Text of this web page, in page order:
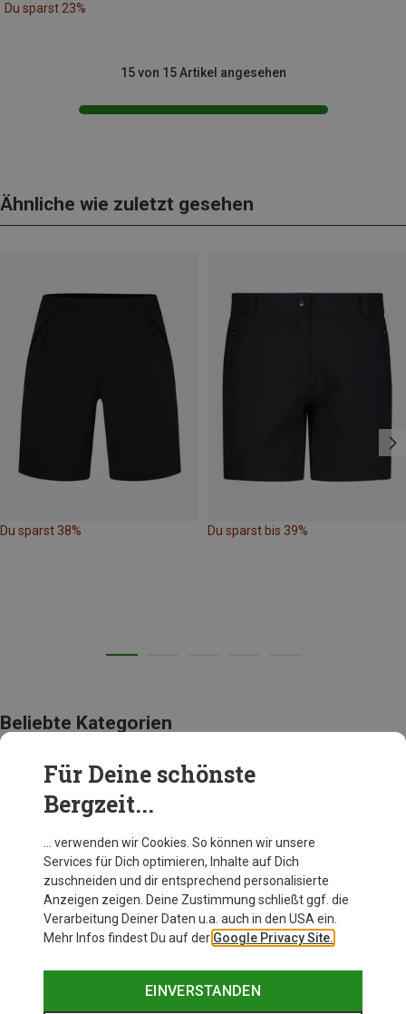
Du sparst 23%
15 von 15 Artikel angesehen
Ähnliche wie zuletzt gesehen
Du sparst 38% Du sparst bis 39%
Beliebte Kategorien
BEKLEIDUNG
Für Deine schönste
Bergzeit...
… verwenden wir Cookies. So können wir unsere
Services für Dich optimieren, Inhalte auf Dich
zuschneiden und dir entsprechend personalisierte
Anzeigen zeigen. Deine Zustimmung schließt ggf. die
Verarbeitung Deiner Daten u.a. auch in den USA ein.
Mehr Infos findest Du auf der Google Privacy Site.
EINVERSTANDEN